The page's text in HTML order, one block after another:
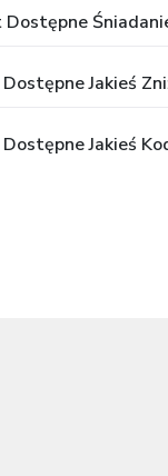
Dostępne
Jakieś
Jakieś